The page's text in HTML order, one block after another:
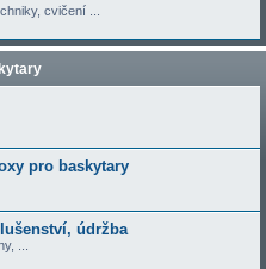
cvičení ...
pro baskytary
údržba
...